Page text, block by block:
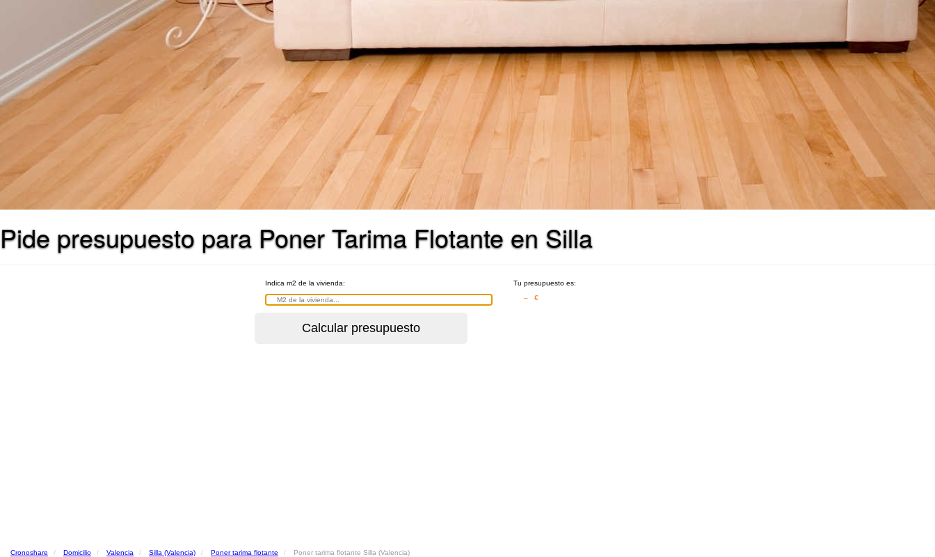
Pide presupuesto para Poner Tarima Flotante en Silla
Indica m2 de la vivienda:
Tu presupuesto es:
– €
Cronoshare Domicilio Valencia Silla (Valencia) Poner tarima flotante Poner tarima flotante Silla (Valencia)